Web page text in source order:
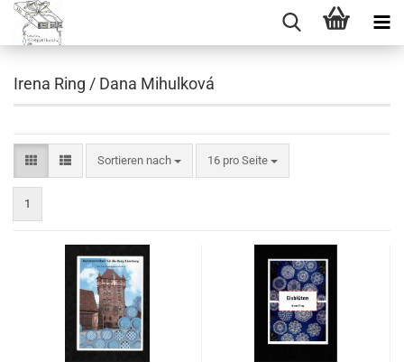
Irena Ring / Dana Mihulková
Sortieren nach
Sortieren nach 16 pro Seite
pro Seite
1